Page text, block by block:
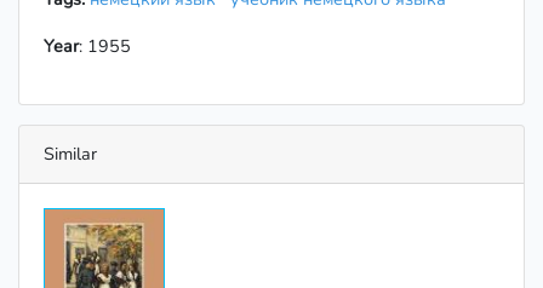
Year: 1955
Similar